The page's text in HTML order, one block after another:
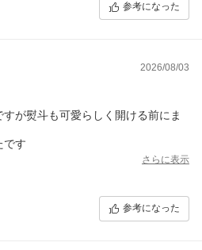
参考になった
2026/08/03
が熨斗も可愛らしく開ける前にま
です
さらに表示
参考になった